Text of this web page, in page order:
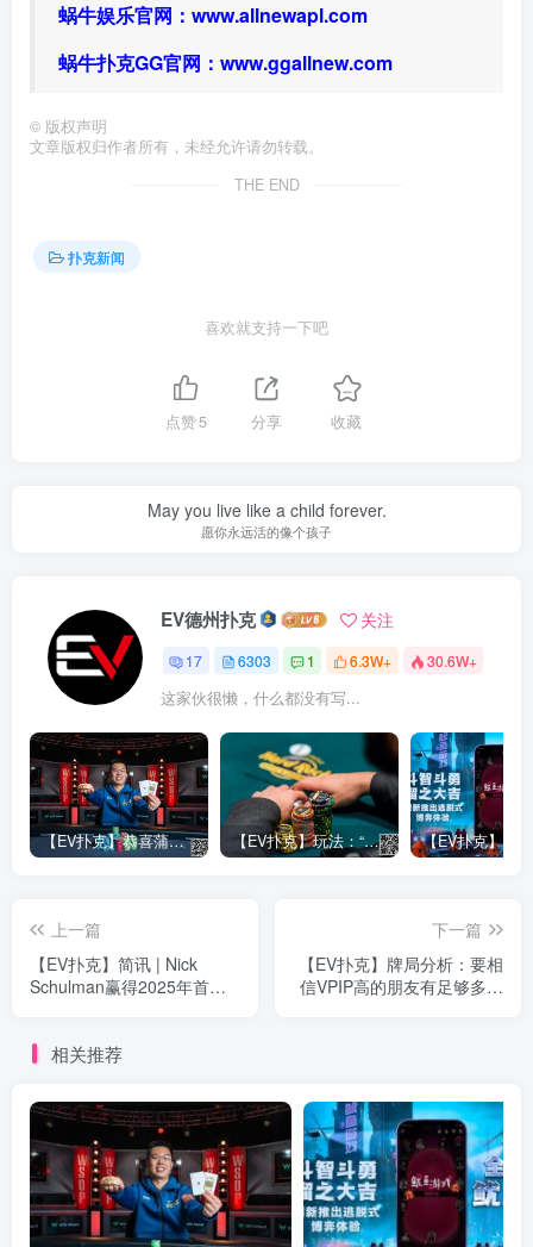
蜗牛娱乐官网： www.allnewapl.com
蜗牛扑克GG官网： www.ggallnew.com
© 版权声明
文章版权归作者所有，未经允许请勿转载。
THE END
扑克新闻
喜欢就支持一下吧
点赞5 分享 收藏
May you live like a child forever.
愿你永远活的像个孩子
EV德州扑克 关注
17 6303 1 6.3W+ 30.6W+
这家伙很懒，什么都没有写...
【EV扑克】恭喜蒲蔚然赛事#65夺冠，收获国人2023WSOP第六条金手链，奖金93万刀！ 【EV扑克】玩法：“松弱鱼/松凶鱼打法”的基本攻略
上一篇
【EV扑克】简讯 | Nick
Schulman赢得2025年首场
下一篇
【EV扑克】牌局分析：要相
信VPIP高的朋友有足够多的
相关推荐